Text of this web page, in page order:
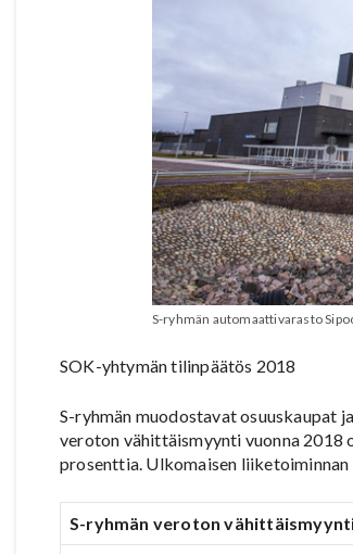
S-ryhmän automaattivarasto
SOK-yhtymän tilinpäätös 2018
S-ryhmän muodostavat osuuskaupat
veroton vähittäismyynti vuonna 2018
prosenttia. Ulkomaisen liiketoiminnan
S-ryhmän veroton